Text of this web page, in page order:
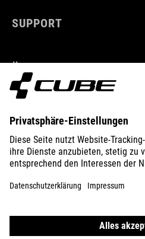
SUPPORT
ÜBER UNS